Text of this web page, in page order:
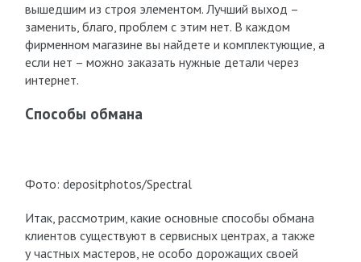
вышедшим из строя элементом. Лучший выход –
заменить, благо, проблем с этим нет. В каждом
фирменном магазине вы найдете и комплектующие, а
если нет – можно заказать нужные детали через
интернет.
Способы обмана
Фото: depositphotos/Spectral
Итак, рассмотрим, какие основные способы обмана
клиентов существуют в сервисных центрах, а также
у частных мастеров, не особо дорожащих своей